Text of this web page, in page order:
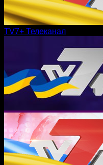
TV7+ Телеканал